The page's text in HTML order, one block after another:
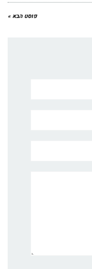
פוסט הבא »